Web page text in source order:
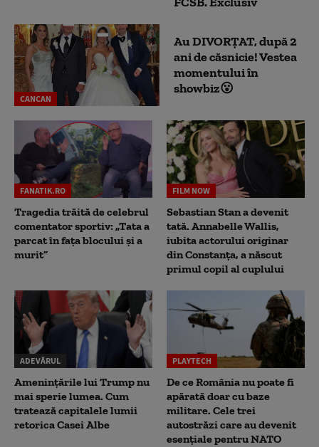
CANCAN
Au DIVORȚAT, după 2
ani de căsnicie! Vestea
momentului în
showbiz😮
FANATIK.RO
Tragedia trăită de celebrul
comentator sportiv: „Tata a
parcat în fața blocului și a
murit”
FILM NOW
Sebastian Stan a devenit
tată. Annabelle Wallis,
iubita actorului originar
din Constanța, a născut
primul copil al cuplului
ADEVĂRUL
Amenințările lui Trump nu
mai sperie lumea. Cum
tratează capitalele lumii
retorica Casei Albe
PLAYTECH
De ce România nu poate fi
apărată doar cu baze
militare. Cele trei
autostrăzi care au devenit
esențiale pentru NATO